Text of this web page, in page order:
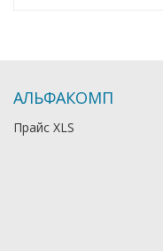
АЛЬФАКОМП
Прайс XLS